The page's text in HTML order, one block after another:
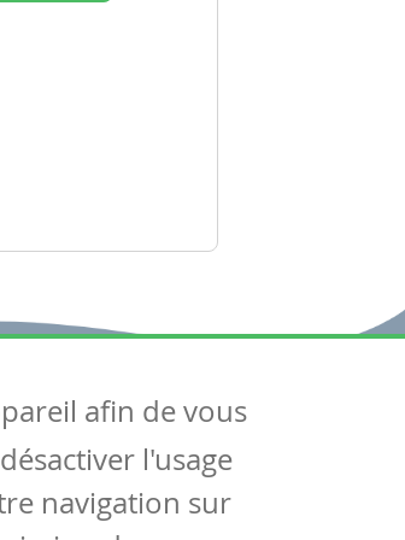
afin de vous
l'usage
navigation sur